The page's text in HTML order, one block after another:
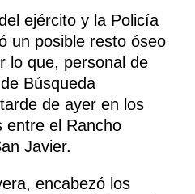
ejército y la Policía
un posible resto óseo
lo que, personal de
Búsqueda
de ayer en los
entre el Rancho
Javier.
encabezó los